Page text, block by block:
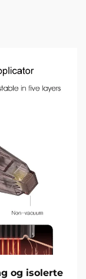
og isolerte